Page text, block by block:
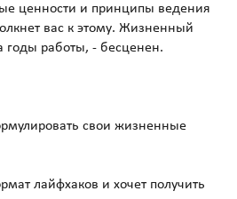
ценности и принципы ведения
вас к этому. Жизненный
работы, - бесценен.
свои жизненные
лайфхаков и хочет получить